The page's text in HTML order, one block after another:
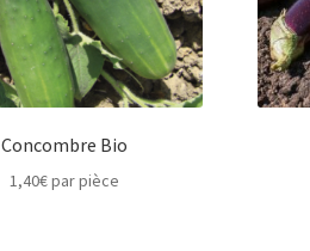
Concombre Bio
1,40€par pièce